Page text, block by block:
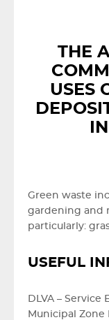
THE
USES
Green waste
gardening and
particularly:
USEFUL
DLVA –
Municipal Zone